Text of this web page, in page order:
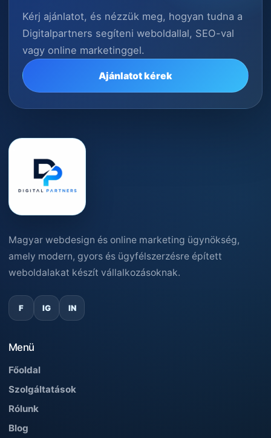
Kérj ajánlatot, és nézzük meg, hogyan tudna a
Digitalpartners segíteni weboldallal, SEO-val
vagy online marketinggel.
Ajánlatot kérek
Magyar webdesign és online marketing ügynökség,
amely modern, gyors és ügyfélszerzésre épített
weboldalakat készít vállalkozásoknak.
F IG IN
Menü
Főoldal
Szolgáltatások
Rólunk
Blog